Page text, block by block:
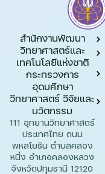
สำนักงานพัฒนา
วิทยาศาสตร์และ
เทคโนโลยีแห่งชาติ​
กระทรวงการ
อุดมศึกษา
วิทยาศาสตร์ วิจัยและ
นวัตกรรม
111 อุทยานวิทยาศาสตร์
ประเทศไทย ถนน
พหลโยธิน ตำบลคลอง
หนึ่ง อำเภอคลองหลวง
จังหวัดปทุมธานี 12120